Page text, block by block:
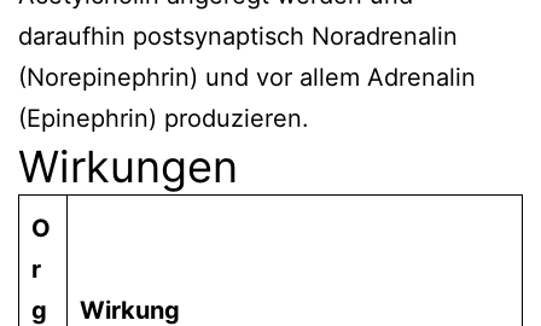
daraufhin postsynaptisch Noradrenalin
(Norepinephrin) und vor allem Adrenalin
(Epinephrin) produzieren.
Wirkungen
O
r
g
Wirkung